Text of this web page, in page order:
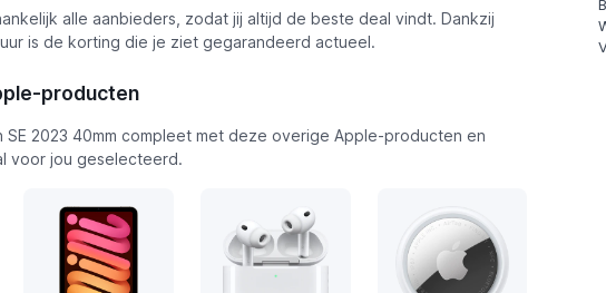
alle aanbieders, zodat jij altijd de beste deal vindt. Dankzij
is de korting die je ziet gegarandeerd actueel.
producten
SE 2023 40mm compleet met deze overige Apple-producten en
voor jou geselecteerd.